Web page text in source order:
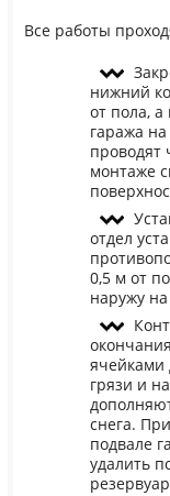
Все работы
нижний
от пола,
гаража
проводят
монтаже
отдел
0,5 м от
наружу
ячейками
грязи и
снега.
подвале
удалить